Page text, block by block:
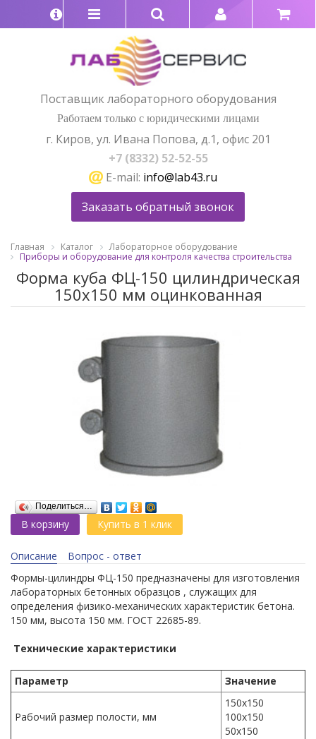
Поставщик лабораторного оборудования
Работаем только с юридическими лицами
г. Киров, ул. Ивана Попова, д.1, офис 201
+7 (8332) 52-52-55
E-mail: info@lab43.ru
Заказать обратный звонок
Главная Каталог
Лабораторное оборудование
Приборы и оборудование для контроля качества строительства
Форма куба ФЦ-150 цилиндрическая
150х150 мм оцинкованная
Поделиться…
В корзину Купить в 1 клик
Описание
Вопрос - ответ
Формы-цилиндры ФЦ-150 предназначены для изготовления
лабораторных бетонных образцов , служащих для
определения физико-механических характеристик бетона.
150 мм, высота 150 мм. ГОСТ 22685-89.
Технические характеристики
Параметр Значение
Рабочий размер полости, мм
150х150
100х150
50х150